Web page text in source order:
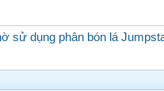
sử dụng phân bón lá